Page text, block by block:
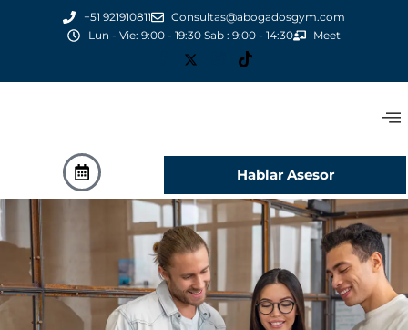
+51 921910811
Consultas@abogadosgym.com
Lun - Vie: 9:00 - 19:30 Sab : 9:00 - 14:30
Meet
Hablar Asesor